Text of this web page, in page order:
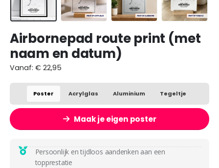
Airbornepad route print (met
naam en datum)
Vanaf: € 22,95
Poster Acrylglas Aluminium Tegeltje
Maak je eigen poster
Persoonlijk en tijdloos aandenken aan een
topprestatie